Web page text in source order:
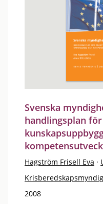
Svenska
handlingsplan
Hagström Frisell Eva ·
2008